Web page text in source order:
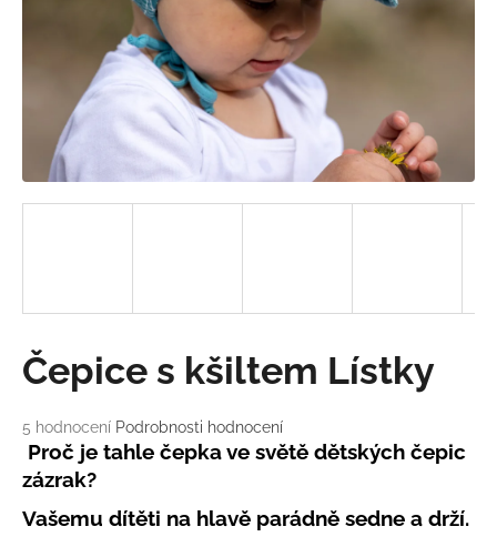
Průměrné
hodnocení
produktu
je
5,0
z
5 hodnocení Podrobnosti hodnocení
Čepice s kšiltem Lístky
Proč je tahle čepka ve světě dětských čepic
zázrak?
Vašemu dítěti na hlavě parádně sedne a drží.
D
o
o
r
u
u